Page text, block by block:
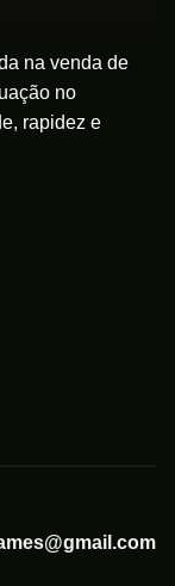
na venda de
no
rapidez e